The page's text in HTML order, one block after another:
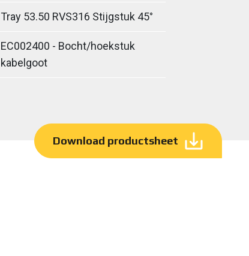
Tray 53.50 RVS316 Stijgstuk 45°
EC002400 - Bocht/hoekstuk
kabelgoot
Download productsheet